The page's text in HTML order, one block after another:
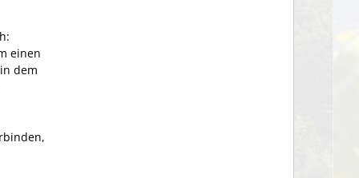
einen
dem